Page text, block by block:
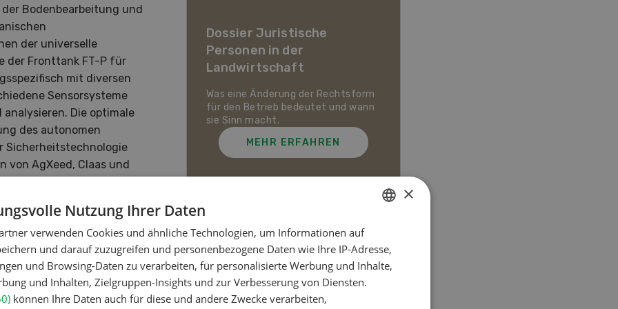
Bodenbearbeitung und
der universelle
der Fronttank FT-P für
mit diversen
Sensorsysteme
Die optimale
des autonomen
Sicherheitstechnologie
AgXeed, Claas und
der Einsatz autonomer
für agronomisches und
Landwirtschaft im
den Schweizer Pflanzenbau
Tierhaltung zukommt und
die Schweizer
gegen Hitze,
und Extremwetter
kann.
MEHR ERFAHREN
Dossier Juristische
Personen in der
Landwirtschaft
Was eine Änderung der Rechtsform
für den Betrieb bedeutet und wann
sie Sinn macht.
MEHR ERFAHREN
Meistgelesene Artikel
Nutztiere
FRENCH
×
Nutzung Ihrer Daten
verwenden Cookies und ähnliche Technologien, um Informationen auf
und darauf zuzugreifen und personenbezogene Daten wie Ihre IP-Adresse,
und Browsing-Daten zu verarbeiten, für personalisierte Werbung und Inhalte,
und Inhalten, Zielgruppen-Insights und zur Verbesserung von Diensten.
können Ihre Daten auch für diese und andere Zwecke verarbeiten,